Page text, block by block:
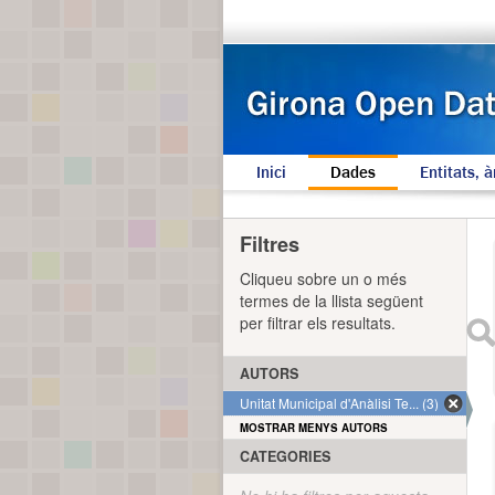
Inici Dades Entitats,
Filtres
Cliqueu sobre un o més
termes de la llista següent
per filtrar els resultats.
AUTORS
Unitat Municipal d'Anàlisi Te... (3)
MOSTRAR MENYS AUTORS
CATEGORIES